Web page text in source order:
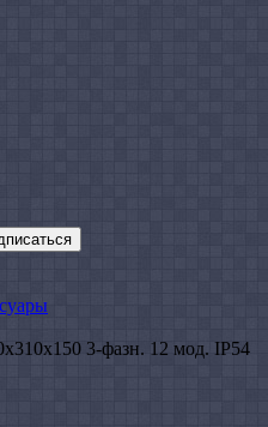
3-фазн. 12 мод. IP54